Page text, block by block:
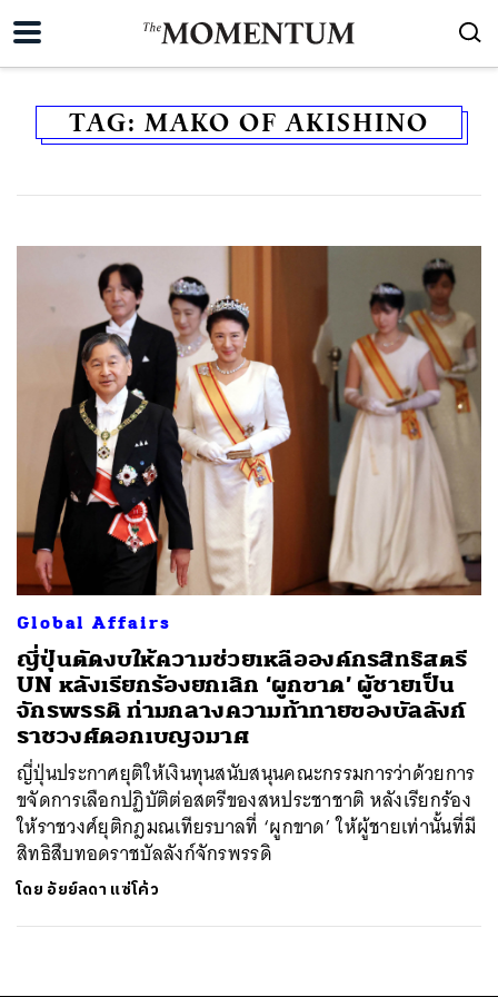
TAG: MAKO OF AKISHINO
Global Affairs
ญี่ปุ่นตัดงบให้ความช่วยเหลือองค์กรสิทธิสตรี
UN หลังเรียกร้องยกเลิก ‘ผูกขาด’ ผู้ชายเป็น
จักรพรรดิ ท่ามกลางความท้าทายของบัลลังก์
ราชวงศ์ดอกเบญจมาศ
ญี่ปุ่นประกาศยุติให้เงินทุนสนับสนุนคณะกรรมการว่าด้วยการ
ขจัดการเลือกปฏิบัติต่อสตรีของสหประชาชาติ หลังเรียกร้อง
ให้ราชวงศ์ยุติกฎมณเทียรบาลที่ ‘ผูกขาด’ ให้ผู้ชายเท่านั้นที่มี
สิทธิสืบทอดราชบัลลังก์จักรพรรดิ
โดย อัยย์ลดา แซ่โค้ว
ค้นหา
SHARE